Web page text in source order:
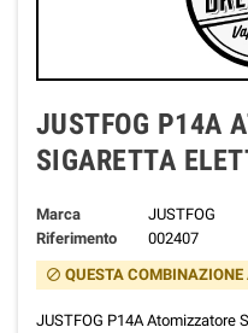
JUSTFOG P14A
SIGARETTA
Marca
JUSTFOG
Riferimento
002407
block QUESTA
JUSTFOG P14A Atomizzatore